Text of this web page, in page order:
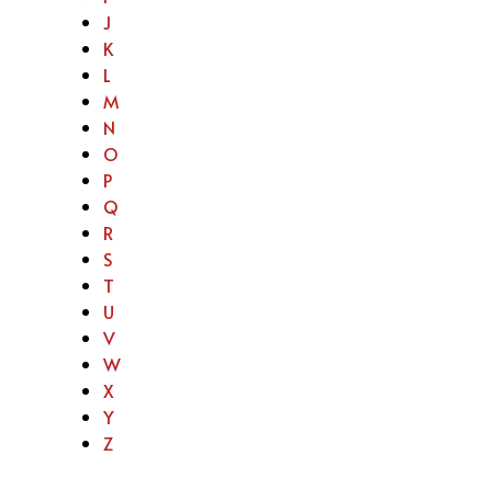
J
K
L
M
N
O
P
Q
R
S
T
U
V
W
X
Y
Z